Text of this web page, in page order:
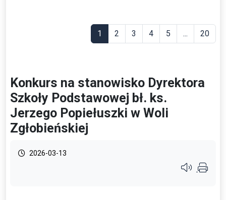
1 2 3 4 5 ... 20
Konkurs na stanowisko Dyrektora
Szkoły Podstawowej bł. ks.
Jerzego Popiełuszki w Woli
Zgłobieńskiej
2026-03-13
Przycisk